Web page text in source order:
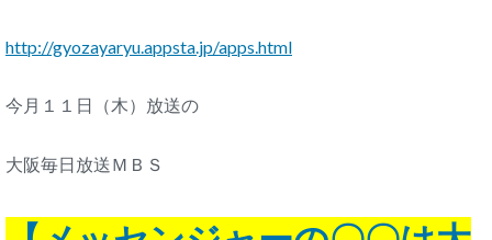
http://gyozayaryu.appsta.jp/apps.html
今月１１日（木）放送の
大阪毎日放送ＭＢＳ